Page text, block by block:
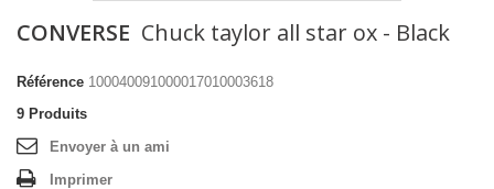
CONVERSE Chuck taylor all star ox - Black
Référence 100040091000017010003618
9 Produits
Envoyer à un ami
Imprimer